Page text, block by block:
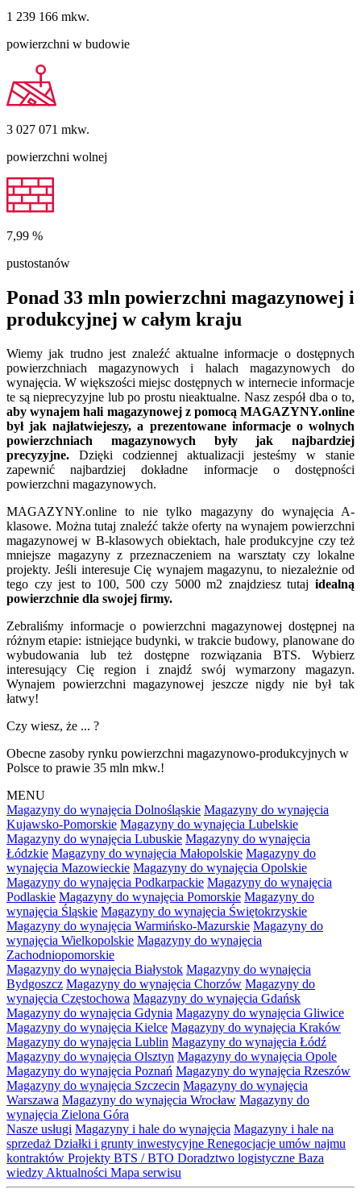
1 239 166 mkw.
powierzchni w budowie
3 027 071 mkw.
powierzchni wolnej
7,99 %
pustostanów
Ponad 33 mln powierzchni magazynowej i
produkcyjnej w całym kraju
Wiemy jak trudno jest znaleźć aktualne informacje o dostępnych
powierzchniach magazynowych i halach magazynowych do
wynajęcia. W większości miejsc dostępnych w internecie informacje
te są nieprecyzyjne lub po prostu nieaktualne. Nasz zespół dba o to,
aby wynajem hali magazynowej z pomocą MAGAZYNY.online
był jak najłatwiejeszy, a prezentowane informacje o wolnych
powierzchniach magazynowych były jak najbardziej
precyzyjne. Dzięki codziennej aktualizacji jesteśmy w stanie
zapewnić najbardziej dokładne informacje o dostępności
powierzchni magazynowych.
MAGAZYNY.online to nie tylko magazyny do wynajęcia A-
klasowe. Można tutaj znaleźć także oferty na wynajem powierzchni
magazynowej w B-klasowych obiektach, hale produkcyjne czy też
mniejsze magazyny z przeznaczeniem na warsztaty czy lokalne
projekty. Jeśli interesuje Cię wynajem magazynu, to niezależnie od
tego czy jest to 100, 500 czy 5000 m2 znajdziesz tutaj idealną
powierzchnie dla swojej firmy.
Zebraliśmy informacje o powierzchni magazynowej dostępnej na
różnym etapie: istniejące budynki, w trakcie budowy, planowane do
wybudowania lub też dostępne rozwiązania BTS. Wybierz
interesujący Cię region i znajdź swój wymarzony magazyn.
Wynajem powierzchni magazynowej jeszcze nigdy nie był tak
łatwy!
Czy wiesz, że ... ?
Obecne zasoby rynku powierzchni magazynowo-produkcyjnych w
Polsce to prawie 35 mln mkw.!
MENU
Magazyny do wynajęcia Dolnośląskie Magazyny do wynajęcia
Kujawsko-Pomorskie Magazyny do wynajęcia Lubelskie
Magazyny do wynajęcia Lubuskie Magazyny do wynajęcia
Łódzkie Magazyny do wynajęcia Małopolskie Magazyny do
wynajęcia Mazowieckie Magazyny do wynajęcia Opolskie
Magazyny do wynajęcia Podkarpackie Magazyny do wynajęcia
Podlaskie Magazyny do wynajęcia Pomorskie Magazyny do
wynajęcia Śląskie Magazyny do wynajęcia Świętokrzyskie
Magazyny do wynajęcia Warmińsko-Mazurskie Magazyny do
wynajęcia Wielkopolskie Magazyny do wynajęcia
Zachodniopomorskie
Magazyny do wynajęcia Białystok Magazyny do wynajęcia
Bydgoszcz Magazyny do wynajęcia Chorzów Magazyny do
wynajęcia Częstochowa Magazyny do wynajęcia Gdańsk
Magazyny do wynajęcia Gdynia Magazyny do wynajęcia Gliwice
Magazyny do wynajęcia Kielce Magazyny do wynajęcia Kraków
Magazyny do wynajęcia Lublin Magazyny do wynajęcia Łódź
Magazyny do wynajęcia Olsztyn Magazyny do wynajęcia Opole
Magazyny do wynajęcia Poznań Magazyny do wynajęcia Rzeszów
Magazyny do wynajęcia Szczecin Magazyny do wynajęcia
Warszawa Magazyny do wynajęcia Wrocław Magazyny do
wynajęcia Zielona Góra
Nasze usługi Magazyny i hale do wynajęcia Magazyny i hale na
sprzedaż Działki i grunty inwestycyjne Renegocjacje umów najmu
kontraktów Projekty BTS / BTO Doradztwo logistyczne Baza
wiedzy Aktualności Mapa serwisu